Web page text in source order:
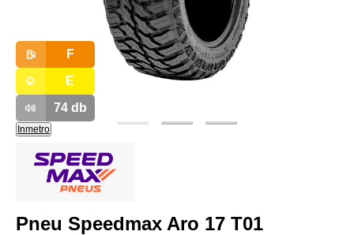
F
E
74db
Inmetro
Pneu Speedmax Aro 17 T01